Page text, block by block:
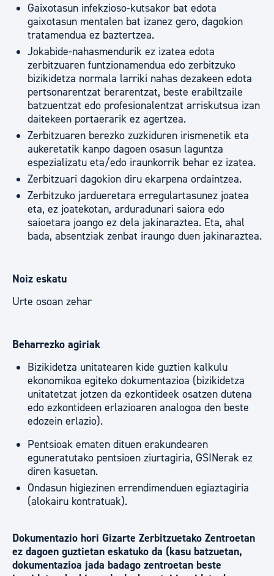
Gaixotasun infekzioso-kutsakor bat edota
gaixotasun mentalen bat izanez gero, dagokion
tratamendua ez baztertzea.
Jokabide-nahasmendurik ez izatea edota
zerbitzuaren funtzionamendua edo zerbitzuko
bizikidetza normala larriki nahas dezakeen edota
pertsonarentzat berarentzat, beste erabiltzaile
batzuentzat edo profesionalentzat arriskutsua izan
daitekeen portaerarik ez agertzea.
Zerbitzuaren berezko zuzkiduren irismenetik eta
aukeretatik kanpo dagoen osasun laguntza
espezializatu eta/edo iraunkorrik behar ez izatea.
Zerbitzuari dagokion diru ekarpena ordaintzea.
Zerbitzuko jardueretara erregulartasunez joatea
eta, ez joatekotan, arduradunari saiora edo
saioetara joango ez dela jakinaraztea. Eta, ahal
bada, absentziak zenbat iraungo duen jakinaraztea.
Noiz eskatu
Urte osoan zehar
Beharrezko agiriak
Bizikidetza unitatearen kide guztien kalkulu
ekonomikoa egiteko dokumentazioa (bizikidetza
unitatetzat jotzen da ezkontideek osatzen dutena
edo ezkontideen erlazioaren analogoa den beste
edozein erlazio).
Pentsioak ematen dituen erakundearen
eguneratutako pentsioen ziurtagiria, GSINerak ez
diren kasuetan.
Ondasun higiezinen errendimenduen egiaztagiria
(alokairu kontratuak).
Dokumentazio hori Gizarte Zerbitzuetako Zentroetan
ez dagoen guztietan eskatuko da (kasu batzuetan,
dokumentazioa jada badago zentroetan beste